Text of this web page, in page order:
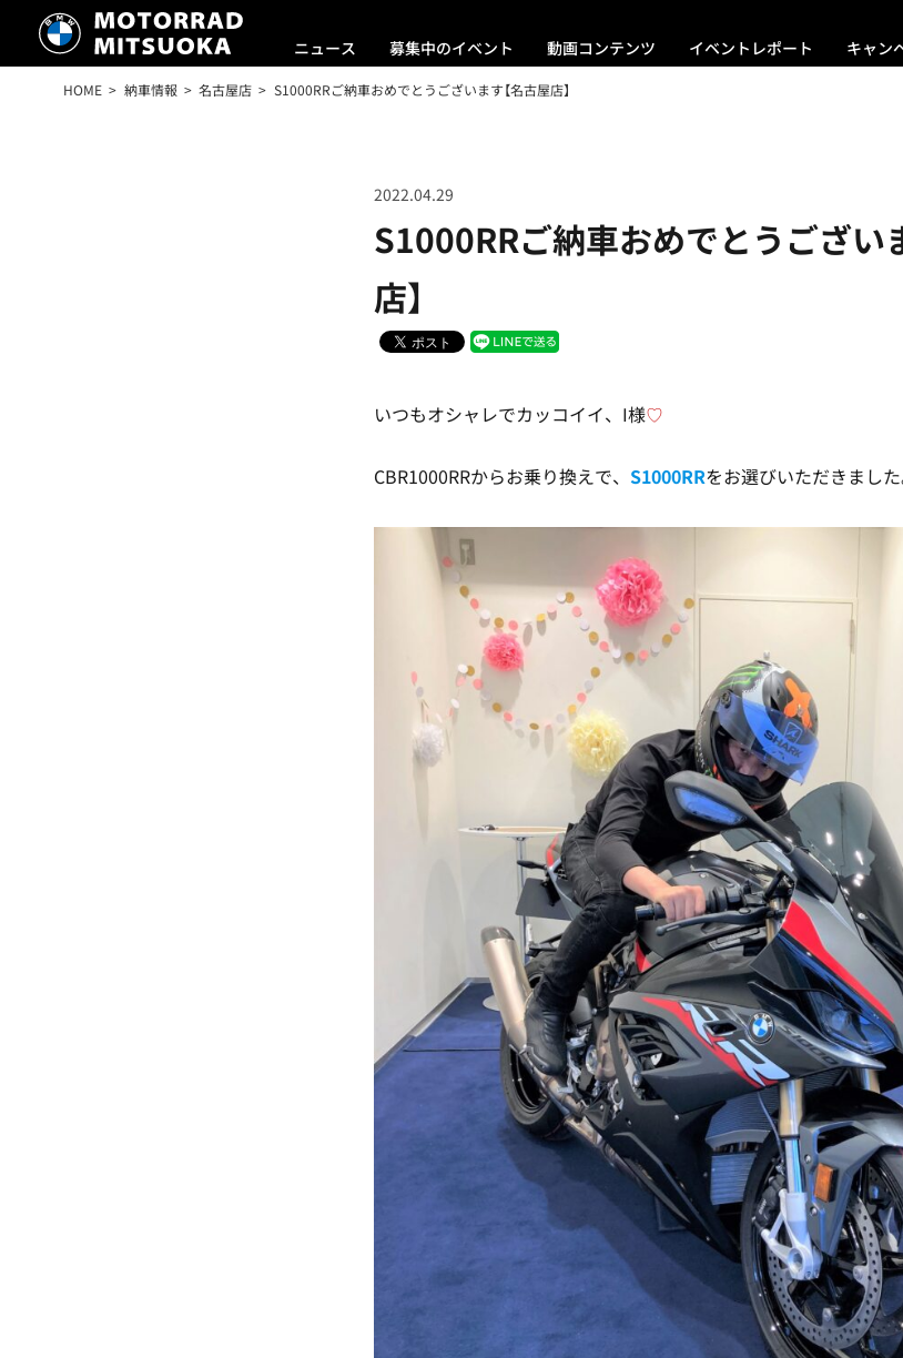
ニュース 募集中のイベント 動画コンテンツ イベントレポート キャン
HOME 納車情報 名古屋店 S1000RRご納車おめでとうございます【名古屋店】
S1000RRご納車おめでとうござい
店】
2022.04.29
いつもオシャレでカッコイイ、I様♡
CBR1000RRからお乗り換えで、 S1000RRをお選びいただきました